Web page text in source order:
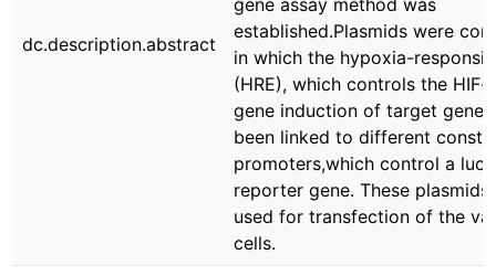
dc.description.abstract
gene assay method was
established.Plasmids were
in which the hypoxia-
(HRE), which controls the HIF-
gene induction of target
been linked to different
promoters,which control a
reporter gene. These plasmids
used for transfection of the
cells.